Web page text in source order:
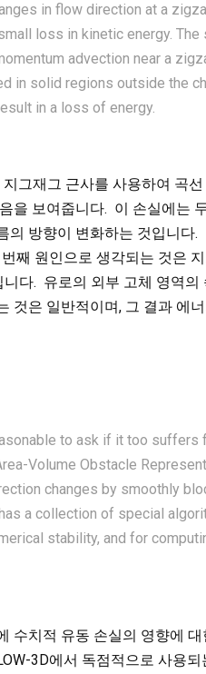
in flow direction at a
loss in kinetic energy.
advection near a
in solid regions outside the
in a loss of energy.
그재그 근사를 사용하여 곡
을 보여줍니다. 이 손실에는
의 방향이 변화하는 것입니다
째 원인으로 생각되는 것은
다. 유로의 외부 고체 영역의
것은 일반적이며, 그 결과 에
to ask if it too suffers
Volume Obstacle
changes by smoothly
a collection of special
stability, and for
수치적 유동 손실의 영향에
3D에서 독점적으로 사용되